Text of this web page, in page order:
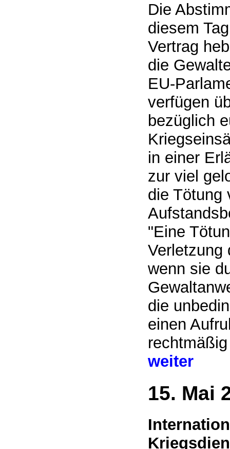
Die
diesem
Vertrag
die
EU-
verfügen
bezüglich
in einer
zur viel
die Tötung
"Eine
Verletzung
wenn sie
die
einen
weiter
15. Mai